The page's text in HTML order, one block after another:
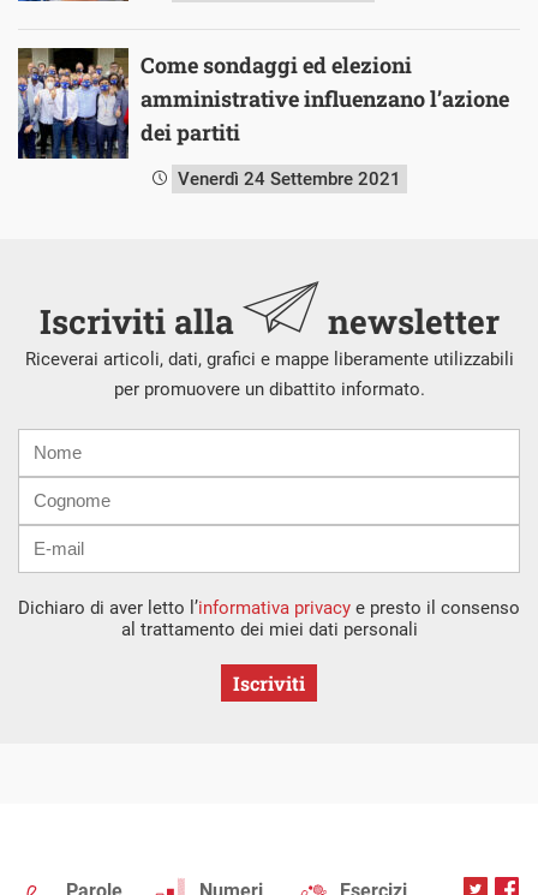
Come sondaggi ed elezioni
amministrative influenzano l’azione
dei partiti
Venerdì 24 Settembre 2021
Iscriviti alla newsletter
Riceverai articoli, dati, grafici e mappe liberamente utilizzabili
per promuovere un dibattito informato.
mail
Dichiaro di aver letto l’informativa privacy e presto il consenso
al trattamento dei miei dati personali
Iscriviti
Parole Numeri Esercizi